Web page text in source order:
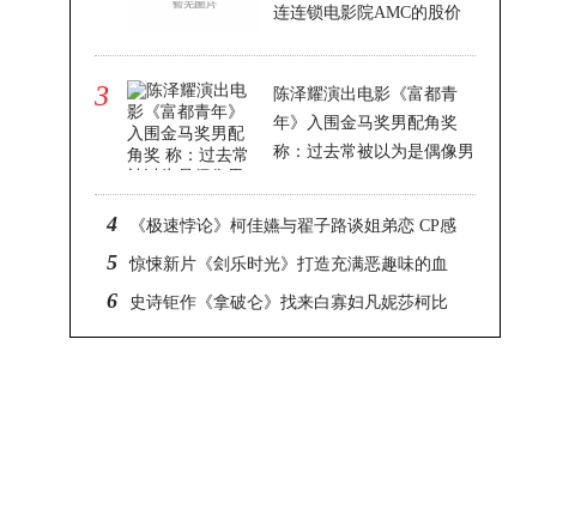
连连锁电影院AMC的股价
3
陈泽耀演出电影《富都青
年》入围金马奖男配角奖
称：过去常被以为是偶像男
4 《极速悖论》柯佳嬿与翟子路谈姐弟恋 CP感
爆棚
5 惊悚新片《刽乐时光》打造充满恶趣味的血
腥圣诞节 惊悚指数破表的连环杀人魔
6 史诗钜作《拿破仑》找来白寡妇凡妮莎柯比
饰演让拿破仑痴迷的约瑟芬 大赞雷利及瓦昆都是